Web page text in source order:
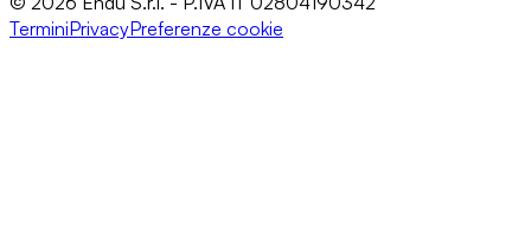
TerminiPrivacyPreferenze cookie